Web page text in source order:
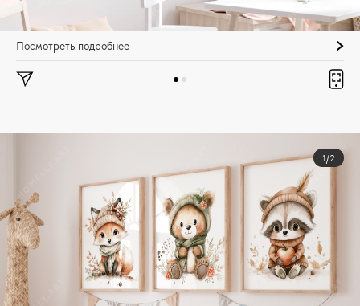
Посмотреть подробнее
1/2